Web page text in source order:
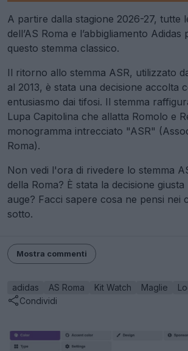
A partire dalla stagione 2026-27, tutte
dell’AS Roma e l’abbigliamento
questo stemma classico.
Il ritorno allo stemma ASR, utilizzato
al 2013, è stata una decisione accolta
entusiasmo dai tifosi. Il stemma
Lupa Capitolina che allatta Romolo e
monogramma intrecciato "ASR"
Roma).
Non vedi l'ora di rivedere lo stemma
della Roma? È stata la decisione
auge? Facci sapere cosa ne pensi nei
sotto.
Mostra commenti
adidas AS Roma Kit Watch Maglie
Condividi